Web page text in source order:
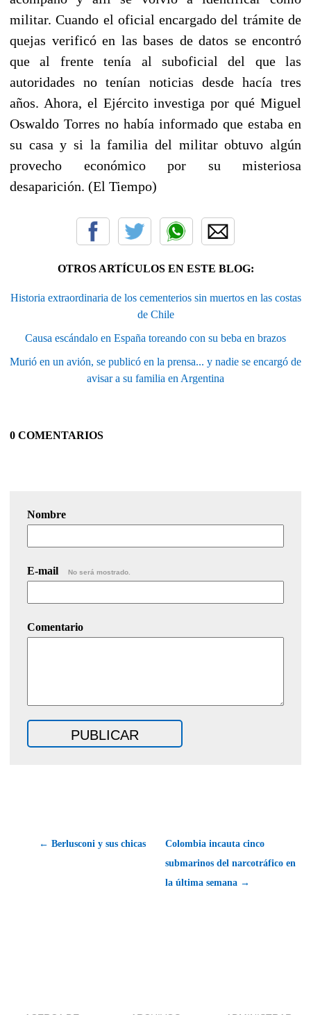
militar. Cuando el oficial encargado del trámite de
quejas verificó en las bases de datos se encontró
que al frente tenía al suboficial del que las
autoridades no tenían noticias desde hacía tres
años. Ahora, el Ejército investiga por qué Miguel
Oswaldo Torres no había informado que estaba en
su casa y si la familia del militar obtuvo algún
provecho económico por su misteriosa
desaparición. (El Tiempo)
OTROS ARTÍCULOS EN ESTE BLOG:
Historia extraordinaria de los cementerios sin muertos en las costas
de Chile
Causa escándalo en España toreando con su beba en brazos
Murió en un avión, se publicó en la prensa... y nadie se encargó de
avisar a su familia en Argentina
0 COMENTARIOS
Nombre
E-mail No será mostrado.
Comentario
← Berlusconi y sus chicas
Colombia incauta cinco
submarinos del narcotráfico en
la última semana →